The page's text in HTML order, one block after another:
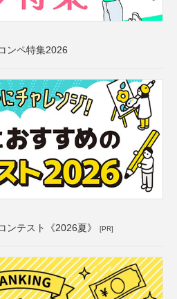
ンペ特集2026
ンテスト《2026夏》 [PR]